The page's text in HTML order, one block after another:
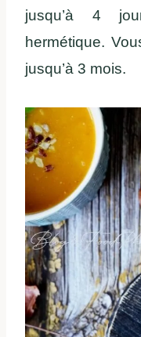
jusqu’à 4
hermétique.
jusqu’à 3 mois.